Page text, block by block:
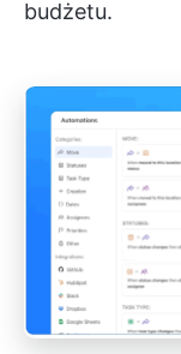
budżetu.